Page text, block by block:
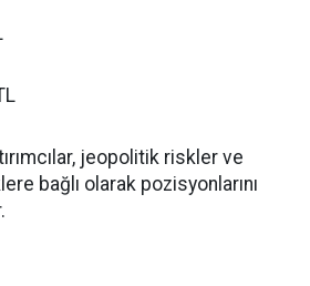
jeopolitik riskler ve
bağlı olarak pozisyonlarını